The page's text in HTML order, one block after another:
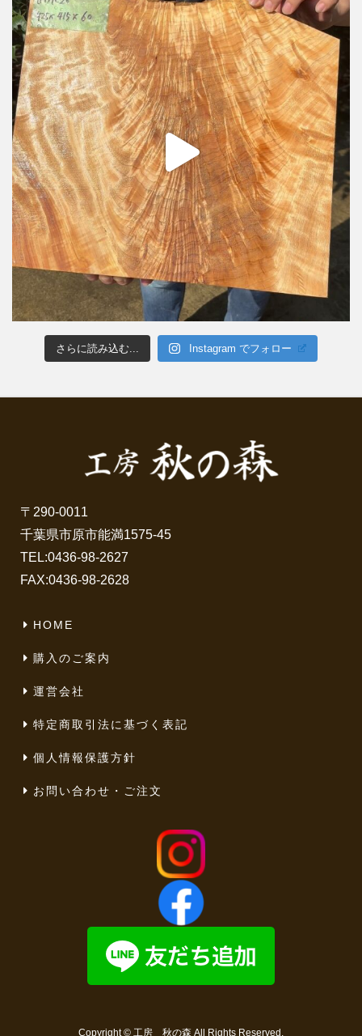
さらに読み込む... Instagram でフォロー
〒290-0011
千葉県市原市能満1575-45
TEL:0436-98-2627
FAX:0436-98-2628
HOME
購入のご案内
運営会社
特定商取引法に基づく表記
個人情報保護方針
お問い合わせ・ご注文
Copyright © 工房 秋の森 All Rights Reserved.